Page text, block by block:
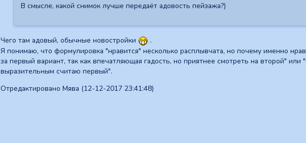
В смысле, какой снимок лучше передаёт адовость пейзажа?)
Чего там адовый, обычные новостройки
.
Я понимаю, что формулировка "нравится" несколько расплывчата, но почему именно
за первый вариант, так как впечатляющая гадость, но приятнее смотреть на второй"
выразительным считаю первый".
Отредактировано Мява (12-12-2017 23:41:48)